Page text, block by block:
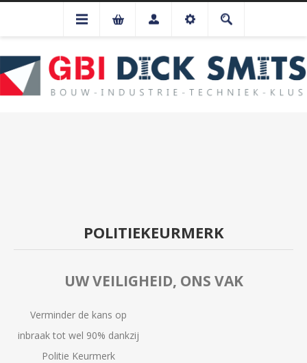
POLITIEKEURMERK
UW VEILIGHEID, ONS VAK
Verminder de kans op
inbraak tot wel 90% dankzij
Politie Keurmerk